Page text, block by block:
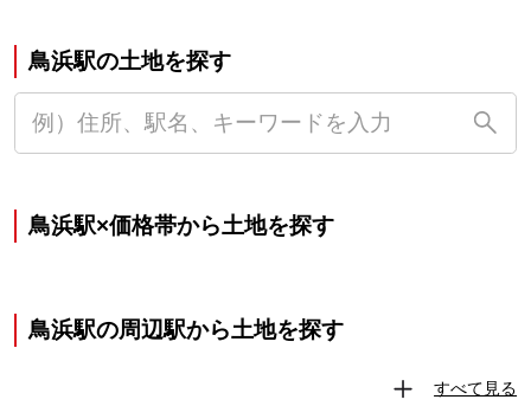
鳥浜駅の土地を探す
鳥浜駅×価格帯から土地を探す
鳥浜駅の周辺駅から土地を探す
すべて見る